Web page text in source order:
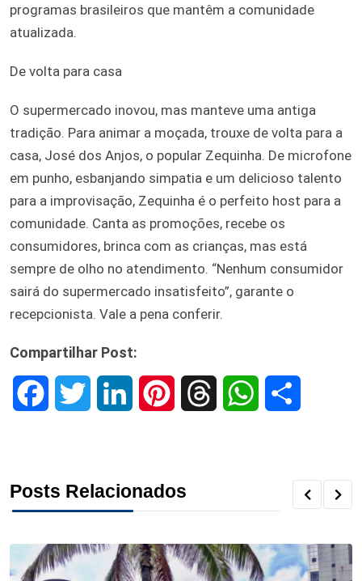
programas brasileiros que mantêm a comunidade
atualizada.
De volta para casa
O supermercado inovou, mas manteve uma antiga
tradição. Para animar a moçada, trouxe de volta para a
casa, José dos Anjos, o popular Zequinha. De microfone
em punho, esbanjando simpatia e um delicioso talento
para a improvisação, Zequinha é o perfeito host para a
comunidade. Canta as promoções, recebe os
consumidores, brinca com as crianças, mas está
sempre de olho no atendimento. “Nenhum consumidor
sairá do supermercado insatisfeito”, garante o
recepcionista. Vale a pena conferir.
Compartilhar Post:
e
o
t k
d
t
d A
Posts Relacionados